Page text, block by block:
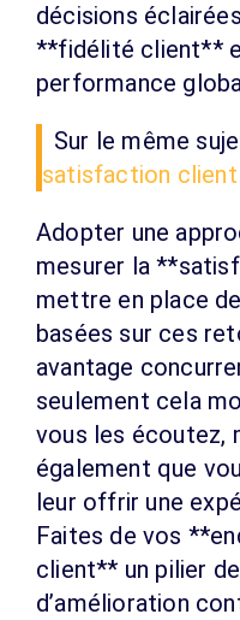
décisions
**fidélité client**
performance
Sur le même
satisfaction client
Adopter une
mesurer la
mettre en place
basées sur ces
avantage
seulement cela
vous les écoutez,
également que
leur offrir une
Faites de vos
client** un pilier
d’amélioration